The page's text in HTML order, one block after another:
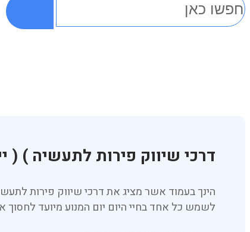
דרכי שיווק פירות לתעשיה ) (
לשמש כל אחד בחיי היום יום המנוע מיועד